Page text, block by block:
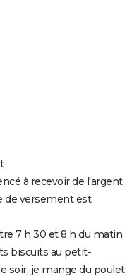
à recevoir de l'argent
de versement est
7 h 30 et 8 h du matin
biscuits au petit-
soir, je mange du poulet